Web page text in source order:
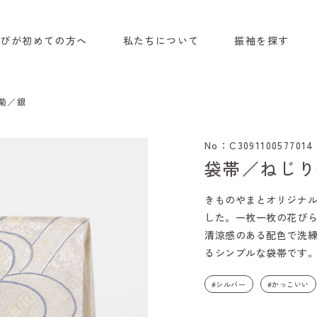
が初めての方へ 私たちについて 振袖を探す
／銀
No：C3091100577014
袋帯／ねじ
きものやまとオリジナ
した。一枚一枚の花び
清涼感のある配色で洗
るシンプルな袋帯です
#シルバー #かっこいい